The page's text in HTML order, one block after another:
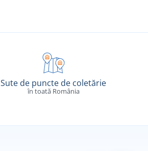
Sute de puncte de coletărie
în toată România